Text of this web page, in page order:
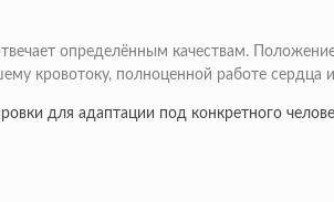
определённым качествам.
кровотоку, полноценной работе сердца
для адаптации под конкретного